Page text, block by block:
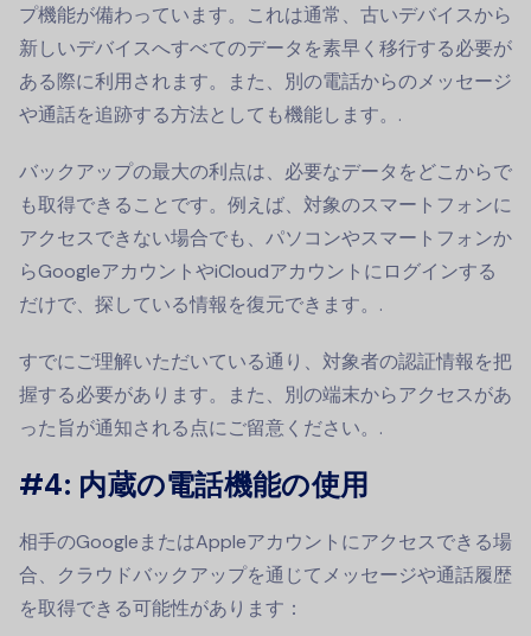
プ機能が備わっています。これは通常、古いデバイスから
新しいデバイスへすべてのデータを素早く移行する必要が
ある際に利用されます。また、別の電話からのメッセージ
や通話を追跡する方法としても機能します。.
バックアップの最大の利点は、必要なデータをどこからで
も取得できることです。例えば、対象のスマートフォンに
アクセスできない場合でも、パソコンやスマートフォンか
らGoogleアカウントやiCloudアカウントにログインする
だけで、探している情報を復元できます。.
すでにご理解いただいている通り、対象者の認証情報を把
握する必要があります。また、別の端末からアクセスがあ
った旨が通知される点にご留意ください。.
#4: 内蔵の電話機能の使用
相手のGoogleまたはAppleアカウントにアクセスできる場
合、クラウドバックアップを通じてメッセージや通話履歴
を取得できる可能性があります：